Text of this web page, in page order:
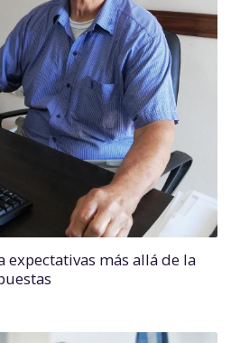
expectativas más allá de la